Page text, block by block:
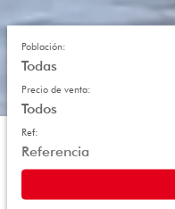
Población:
Precio de venta:
Ref: